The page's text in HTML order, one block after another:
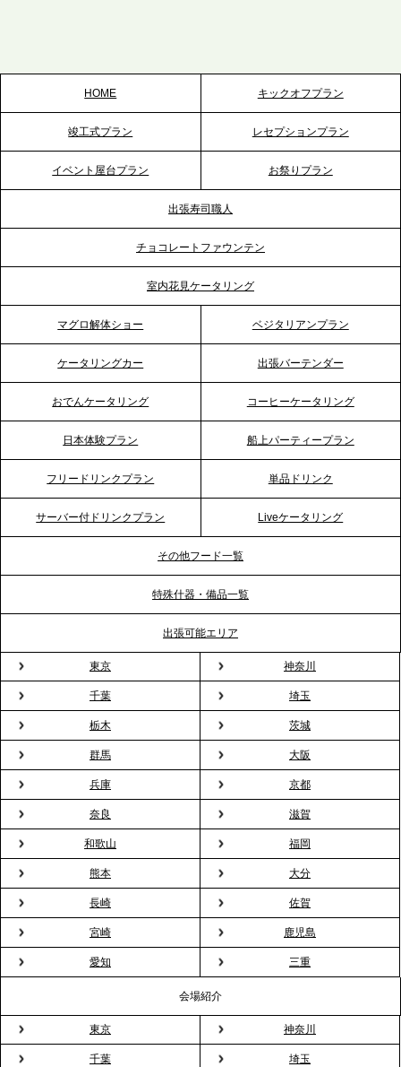
2026.5.20
プレスリリースのご案内｜ケータリングのセカンド
2026.5.12
プレスリリースのご案内｜ケータリングのセカンド
2026.4.21
プレスリリースのご案内｜「温かな食」が会話のス
イッチに。新入社員研修で《食体験としてのケータ
プレスリリースのご案内｜ケータリングのセカンド
テーブル、横浜事務所を新設。神奈川エリアのサー
ビス提供体制を強化し、質の高い「場づくり」をサ
TBS「Nスタ」で、2ndTable「1DISH」の花見オー
ドブルが紹介されました
2026.3.23
プレスリリースのご案内｜入社式の“そのまま懇親
会”が企業で広がる。 新入社員の交流を支える『オフ
ィスケータリング』という新しい活用法
2026.3.20
NHK「ニュースウオッチ9」で、2ndTable「室内花
見」が紹介されました
2026.3.16
プレスリリースのご案内｜2026年、春の親睦は「花
粉レス」な室内花見。福利厚生としても注目され
る、快適で新しいお花見体験
2026.3.5
プレスリリースのご案内｜「室内お花見」の法人利
HOME キックオフプラン
竣工式プラン レセプションプラン
イベント屋台プラン お祭りプラン
出張寿司職人
チョコレートファウンテン
室内花見ケータリング
マグロ解体ショー ベジタリアンプラン
ケータリングカー 出張バーテンダー
おでんケータリング コーヒーケータリング
日本体験プラン 船上パーティープラン
フリードリンクプラン 単品ドリンク
サーバー付ドリンクプラン Liveケータリング
その他フード一覧
特殊什器・備品一覧
出張可能エリア
東京 神奈川
千葉 埼玉
栃木 茨城
群馬 大阪
兵庫 京都
奈良 滋賀
和歌山 福岡
熊本 大分
長崎 佐賀
宮崎 鹿児島
愛知 三重
会場紹介
東京 神奈川
千葉 埼玉